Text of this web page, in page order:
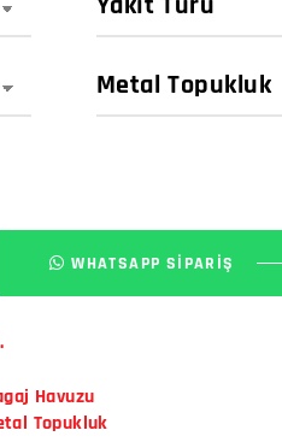
WHATSAPP SİPARİŞ
Havuzu
Topukluk